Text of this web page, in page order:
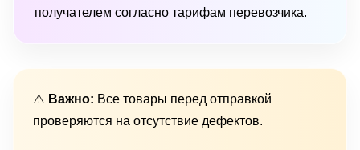
получателем согласно тарифам перевозчика.
⚠️ Важно: Все товары перед отправкой
проверяются на отсутствие дефектов.